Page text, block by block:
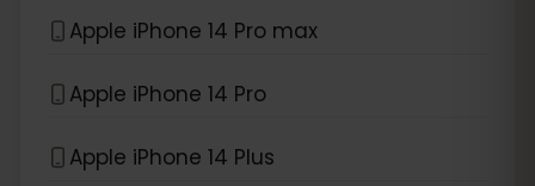
Apple iPhone 14 Pro max
Apple iPhone 14 Pro
Apple iPhone 14 Plus